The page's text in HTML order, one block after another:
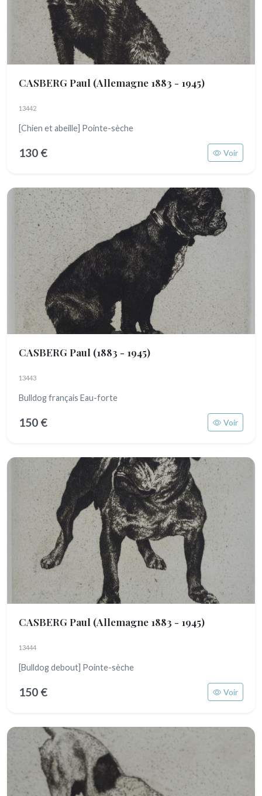
CASBERG Paul (Allemagne 1883 - 1945)
13442
[Chien et abeille] Pointe-sèche
130 € Voir
CASBERG Paul (1883 - 1945)
13443
Bulldog français Eau-forte
150 € Voir
CASBERG Paul (Allemagne 1883 - 1945)
13444
[Bulldog debout] Pointe-sèche
150 € Voir